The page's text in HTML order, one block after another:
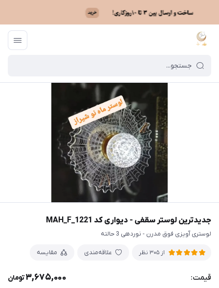
ماه نو / فهرست محصولات
جدیدترین لوستر سقفی - دیواری کد MAH_F_1221
لوستری آویزی فوق مدرن - نوردهی 3 حالته
از 305 نظر علاقه‌مندی مقایسه
قیمت: 3,675,000تومان